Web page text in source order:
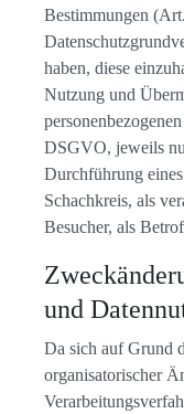
Bestimmungen
haben, diese
Nutzung und
DSGVO, jeweils
Durchführung
Schachkreis, als
Besucher, als
und
Da sich auf Grund
organisatorischer